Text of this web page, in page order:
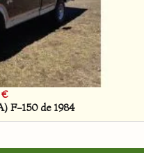
€
F-150 de 1984